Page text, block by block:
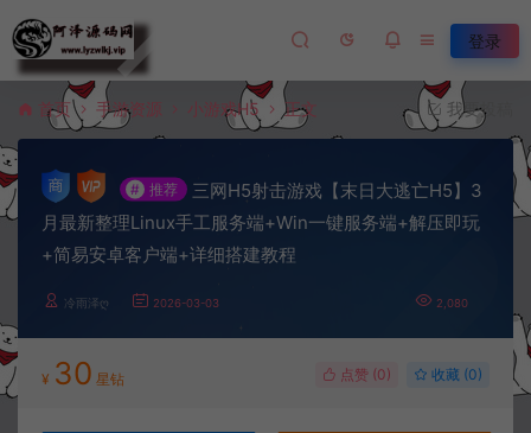
登录
首页 手游资源 小游戏H5 正文 我要投稿
# 推荐
三网H5射击游戏【末日大逃亡H5】3
月最新整理Linux手工服务端+Win一键服务端+解压即玩
+简易安卓客户端+详细搭建教程
冷雨泽ღ 2026-03-03 2,080
¥ 30 星钻 点赞 (0) 收藏 (0)